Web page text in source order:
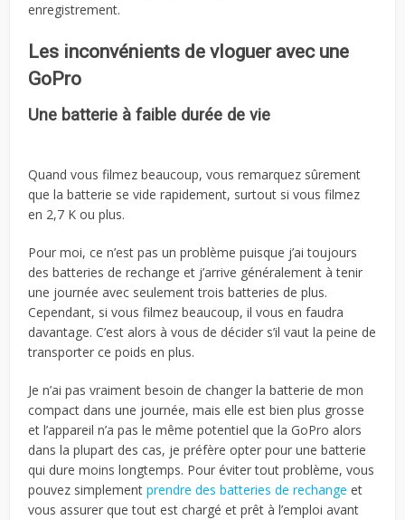
enregistrement.
Les inconvénients de vloguer avec une
GoPro
Une batterie à faible durée de vie
Quand vous filmez beaucoup, vous remarquez sûrement
que la batterie se vide rapidement, surtout si vous filmez
en 2,7 K ou plus.
Pour moi, ce n’est pas un problème puisque j’ai toujours
des batteries de rechange et j’arrive généralement à tenir
une journée avec seulement trois batteries de plus.
Cependant, si vous filmez beaucoup, il vous en faudra
davantage. C’est alors à vous de décider s’il vaut la peine de
transporter ce poids en plus.
Je n’ai pas vraiment besoin de changer la batterie de mon
compact dans une journée, mais elle est bien plus grosse
et l’appareil n’a pas le même potentiel que la GoPro alors
dans la plupart des cas, je préfère opter pour une batterie
qui dure moins longtemps. Pour éviter tout problème, vous
pouvez simplementprendre des batteries de rechange et
vous assurer que tout est chargé et prêt à l’emploi avant